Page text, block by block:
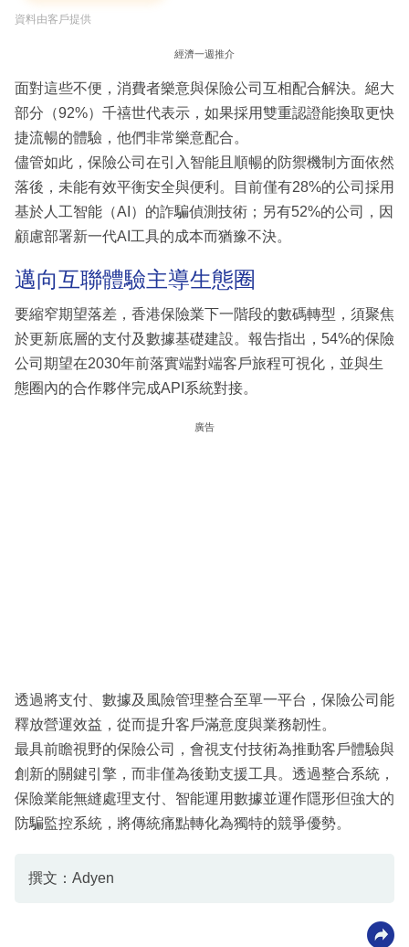
資料由客戶提供
經濟一週推介
面對這些不便，消費者樂意與保險公司互相配合解決。絕大
部分（92%）千禧世代表示，如果採用雙重認證能換取更快
捷流暢的體驗，他們非常樂意配合。
儘管如此，保險公司在引入智能且順暢的防禦機制方面依然
落後，未能有效平衡安全與便利。目前僅有28%的公司採用
基於人工智能（AI）的詐騙偵測技術；另有52%的公司，因
顧慮部署新一代AI工具的成本而猶豫不決。
邁向互聯體驗主導生態圈
要縮窄期望落差，香港保險業下一階段的數碼轉型，須聚焦
於更新底層的支付及數據基礎建設。報告指出，54%的保險
公司期望在2030年前落實端對端客戶旅程可視化，並與生
態圈內的合作夥伴完成API系統對接。
廣告
透過將支付、數據及風險管理整合至單一平台，保險公司能
釋放營運效益，從而提升客戶滿意度與業務韌性。
最具前瞻視野的保險公司，會視支付技術為推動客戶體驗與
創新的關鍵引擎，而非僅為後勤支援工具。透過整合系統，
保險業能無縫處理支付、智能運用數據並運作隱形但強大的
防騙監控系統，將傳統痛點轉化為獨特的競爭優勢。
撰文：Adyen